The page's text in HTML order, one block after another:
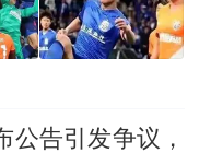
告引发争议，